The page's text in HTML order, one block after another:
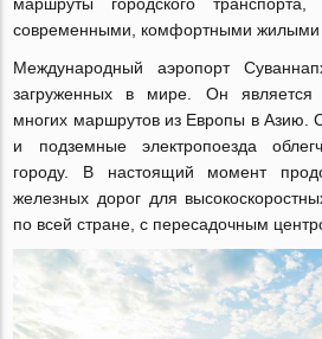
современными, комфортными жилыми
Международный аэропорт
загруженных в мире. Он является
многих маршрутов из Европы в Азию.
и подземные электропоезда
городу. В настоящий момент
железных дорог для
по всей стране, с пересадочным